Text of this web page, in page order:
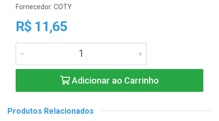
Fornecedor: COTY
R$ 11,65
Adicionar ao Carrinho
Produtos Relacionados